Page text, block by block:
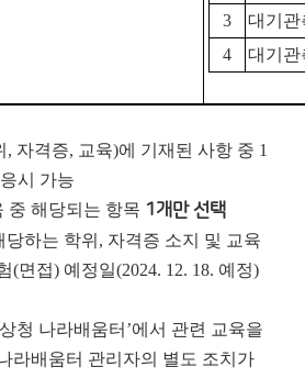
3
대기관
4
대기관
자격증, 교육)에 기재된 사항 중 1
시 가능
중 해당되는 항목 1개만 선택
하는 학위, 자격증 소지 및 교육
(면접) 예정일(2024. 12. 18. 예정)
청 나라배움터’에서 관련 교육을
라배움터 관리자의 별도 조치가